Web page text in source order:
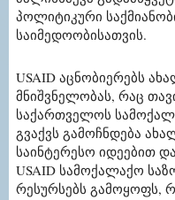
პოლიტიკური
საიმედოობისათვის.
USAID აცნობიერებს
მნიშვნელობას, რაც
საქართველოს
გვაქვს გამოჩნდება
საინტერესო იდეებით
USAID სამოქალაქო
რესურსებს გამოყოფს,